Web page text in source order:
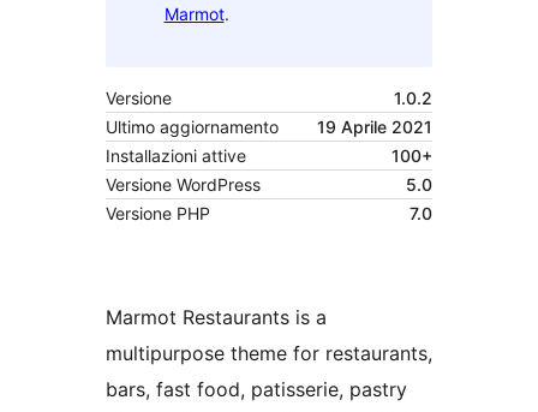
Marmot.
Versione
1.0.2
Ultimo aggiornamento
19 Aprile 2021
Installazioni attive
100+
Versione WordPress
5.0
Versione PHP
7.0
Marmot Restaurants is a
multipurpose theme for restaurants,
bars, fast food, patisserie, pastry